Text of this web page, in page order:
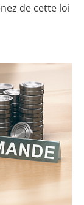
de cette loi